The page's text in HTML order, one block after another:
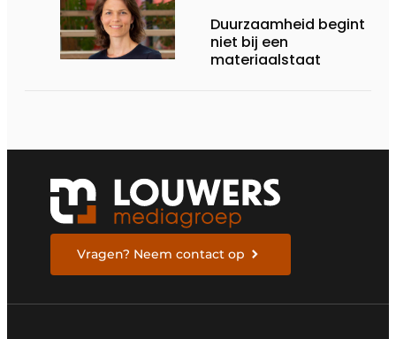
Duurzaamheid begint
niet bij een
materiaalstaat
Vragen? Neem contact op